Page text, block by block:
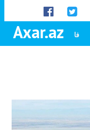
Axar.az فا